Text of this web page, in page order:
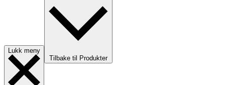
Lukk meny
Tilbake til Produkter